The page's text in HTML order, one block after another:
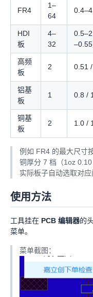
FR4
1–
64
HDI
板
4–
32
–0.55
高频
板
2 0.51
铝基
板
1 0.8 /
铜基
板
2 1.0 /
例如 FR4 的最大尺寸
铜厚分 7 档（1oz
实际板子自动选取对应
使用方法
工具挂在 PCB 编辑器的
菜单。
菜单截图：